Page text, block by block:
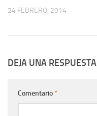
24 FEBRERO, 2014
DEJA UNA RESPUESTA
Comentario*